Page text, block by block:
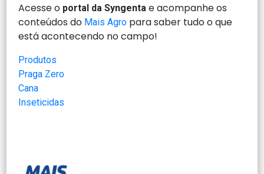
Acesse o portal da Syngenta e acompanhe os
conteúdos do Mais Agro para saber tudo o que
está acontecendo no campo!
Produtos
Praga Zero
Cana
Inseticidas